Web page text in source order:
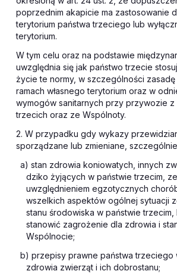
poprzednim akapicie ma zastosowanie
terytorium państwa trzeciego lub
terytorium.
W tym celu oraz na podstawie
uwzględnia się jak państwo trzecie
życie te normy, w szczególności
ramach własnego terytorium oraz w
wymogów sanitarnych przy przywozie z
trzecich oraz ze Wspólnoty.
2. W przypadku gdy wykazy
sporządzane lub zmieniane,
a) stan zdrowia koniowatych, innych
dziko żyjących w państwie trzecim,
uwzględnieniem egzotycznych
wszelkich aspektów ogólnej sytuacji
stanu środowiska w państwie trzecim,
stanowić zagrożenie dla zdrowia i
Wspólnocie;
b) przepisy prawne państwa trzeciego
zdrowia zwierząt i ich dobrostanu;